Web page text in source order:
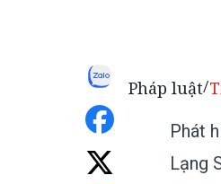
Pháp luật/
Phát
Lạng